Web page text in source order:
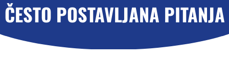
ČESTO POSTAVLJANA PITANJA